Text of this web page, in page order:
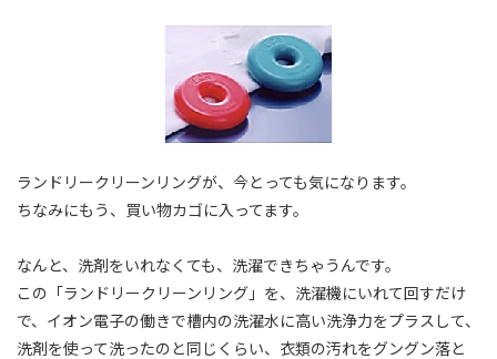
ランドリークリーンリングが、今とっても気になります。
ちなみにもう、買い物カゴに入ってます。
なんと、洗剤をいれなくても、洗濯できちゃうんです。
この「ランドリークリーンリング」を、洗濯機にいれて回すだけ
で、イオン電子の働きで槽内の洗濯水に高い洗浄力をプラスして、
洗剤を使って洗ったのと同じくらい、衣類の汚れをグングン落と